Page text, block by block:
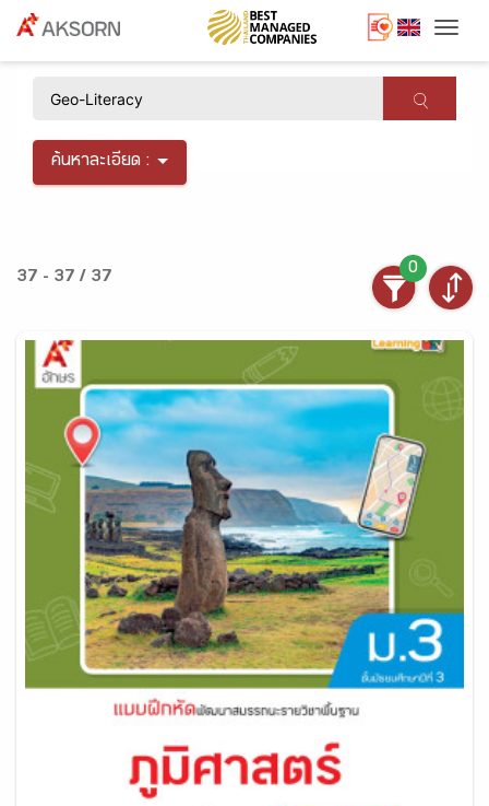
ค้นหาละเอียด :
37 - 37 / 37
0